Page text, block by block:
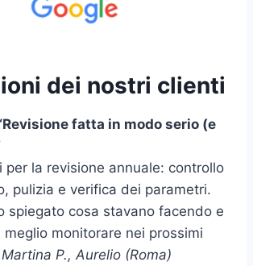
dei nostri clienti
“Revisione fatta in modo serio (e
per la revisione annuale: controllo
pulizia e verifica dei parametri.
spiegato cosa stavano facendo e
meglio monitorare nei prossimi
P., Aurelio (Roma)